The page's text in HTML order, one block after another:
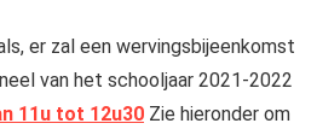
er zal een wervingsbijeenkomst
van het schooljaar 2021-2022
11u tot 12u30 Zie hieronder om